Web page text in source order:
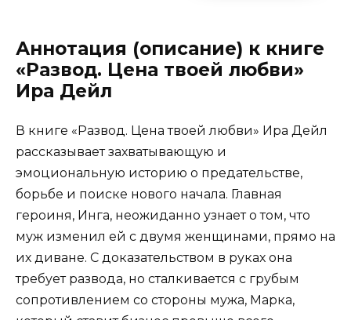
Аннотация (описание) к книге
«Развод. Цена твоей любви»
Ира Дейл
В книге «Развод. Цена твоей любви» Ира Дейл
рассказывает захватывающую и
эмоциональную историю о предательстве,
борьбе и поиске нового начала. Главная
героиня, Инга, неожиданно узнает о том, что
муж изменил ей с двумя женщинами, прямо на
их диване. С доказательством в руках она
требует развода, но сталкивается с грубым
сопротивлением со стороны мужа, Марка,